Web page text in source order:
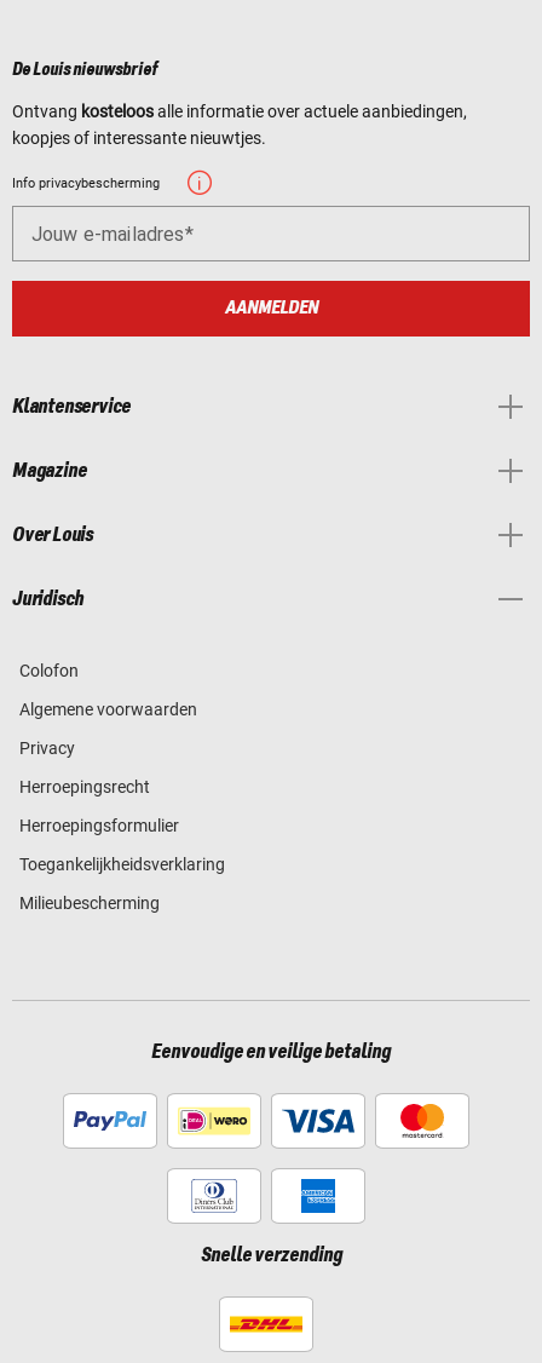
De Louis nieuwsbrief
Ontvang kosteloosalle informatie over actuele aanbiedingen,
koopjes of interessante nieuwtjes.
Info privacybescherming
Jouw e-mailadres
AANMELDEN
Klantenservice
Magazine
Over Louis
Juridisch
Colofon
Algemene voorwaarden
Privacy
Herroepingsrecht
Herroepingsformulier
Toegankelijkheidsverklaring
Milieubescherming
Eenvoudige en veilige betaling
Snelle verzending